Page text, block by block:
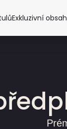
Exkluzivní obsah